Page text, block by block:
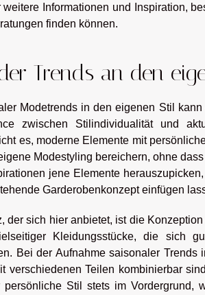
weitere Informationen und Inspiration,
finden können.
Trends an den
Modetrends in den eigenen Stil
zwischen Stilindividualität und
es, moderne Elemente mit
Modestyling bereichern, ohne
jene Elemente
Garderobenkonzept einfügen
der sich hier anbietet, ist die
Kleidungsstücke, die sich
Bei der Aufnahme saisonaler
verschiedenen Teilen kombinierbar
Stil stets im Vordergrund,